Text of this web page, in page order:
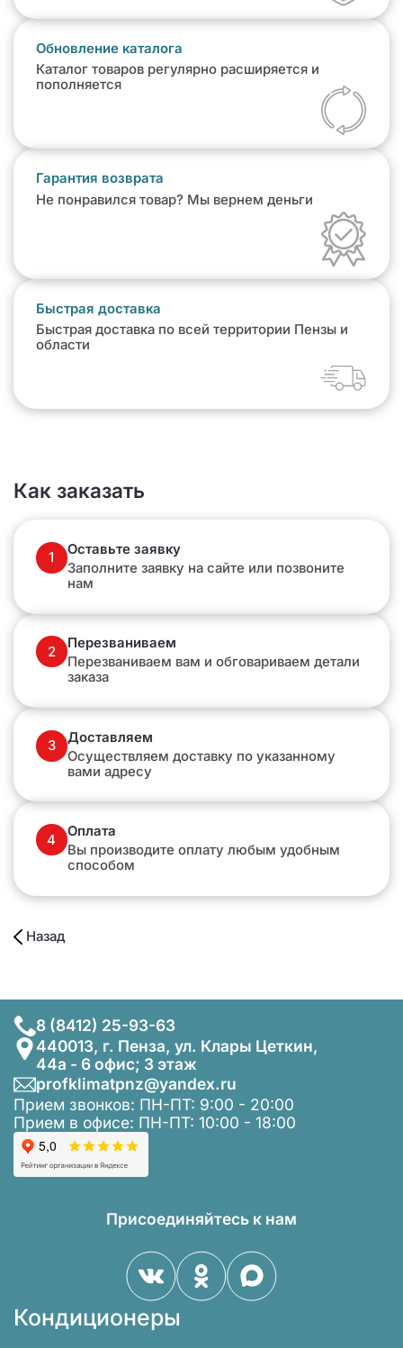
Обновление каталога
Каталог товаров регулярно расширяется и
пополняется
Гарантия возврата
Не понравился товар? Мы вернем деньги
Быстрая доставка
Быстрая доставка по всей территории Пензы и
области
Как заказать
1
Оставьте заявку
Заполните заявку на сайте или позвоните
нам
2
Перезваниваем
Перезваниваем вам и обговариваем детали
заказа
3
Доставляем
Осуществляем доставку по указанному
вами адресу
4
Оплата
Вы производите оплату любым удобным
способом
Назад
8 (8412) 25-93-63
440013, г. Пенза, ул. Клары Цеткин,
44а - 6 офис; 3 этаж
profklimatpnz@yandex.ru
Прием звонков: ПН-ПТ: 9:00 - 20:00
Прием в офисе: ПН-ПТ: 10:00 - 18:00
Присоединяйтесь к нам
Кондиционеры